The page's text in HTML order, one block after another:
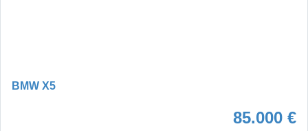
BMW X5
85.000 €